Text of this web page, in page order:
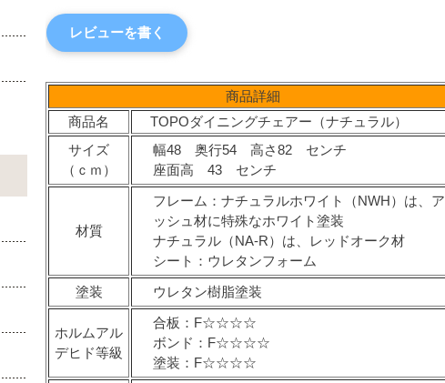
レビューを書く
商品詳細
商品名
TOPOダイニングチェアー（ナチュラル）
サイズ
（ｃｍ）
幅48 奥行54 高さ82 センチ
座面高 43 センチ
材質
フレーム：ナチュラルホワイト（NWH）は、ア
ッシュ材に特殊なホワイト塗装
ナチュラル（NA-R）は、レッドオーク材
シート：ウレタンフォーム
塗装
ウレタン樹脂塗装
ホルムアル
デヒド等級
合板：F☆☆☆☆
ボンド：F☆☆☆☆
塗装：F☆☆☆☆